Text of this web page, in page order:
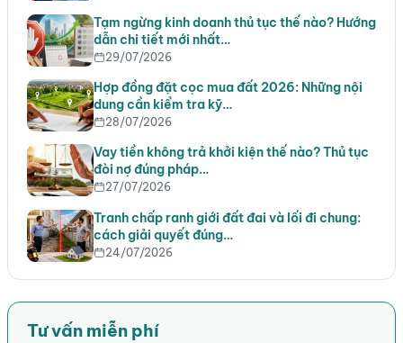
Tạm ngừng kinh doanh thủ tục thế nào? Hướng
dẫn chi tiết mới nhất…
29/07/2026
Hợp đồng đặt cọc mua đất 2026: Những nội
dung cần kiểm tra kỹ…
28/07/2026
Vay tiền không trả khởi kiện thế nào? Thủ tục
đòi nợ đúng pháp…
27/07/2026
Tranh chấp ranh giới đất đai và lối đi chung:
cách giải quyết đúng…
24/07/2026
Tư vấn miễn phí